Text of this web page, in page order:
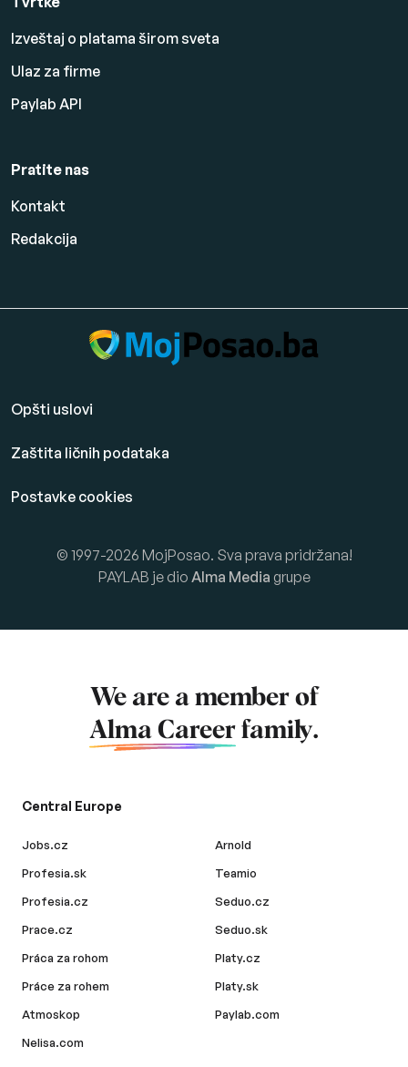
Izveštaj o platama širom sveta
Ulaz za firme
Paylab API
Pratite nas
Kontakt
Redakcija
Opšti uslovi
Zaštita ličnih podataka
Postavke cookies
© 1997-2026 MojPosao. Sva prava pridržana!
PAYLAB je dio Alma Media grupe
We are a member of
Alma Career family.
Central Europe
Jobs.cz
Profesia.sk
Profesia.cz
Prace.cz
Práca za rohom
Práce za rohem
Atmoskop
Nelisa.com
Arnold
Teamio
Seduo.cz
Seduo.sk
Platy.cz
Platy.sk
Paylab.com